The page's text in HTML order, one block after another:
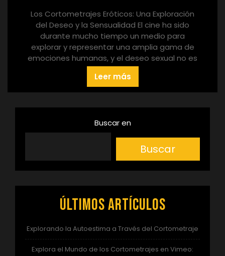
Los Cortometrajes Eróticos: Una Exploración
del Deseo y la Sensualidad El cine ha sido
durante mucho tiempo un medio para
explorar y representar una amplia gama de
emociones humanas, y el deseo sexual no es
Leer más
Buscar en
Buscar
Últimos artículos
Explorando la Autoestima a Través del Cortometraje
Explora el Mundo de los Cortometrajes en Vimeo: